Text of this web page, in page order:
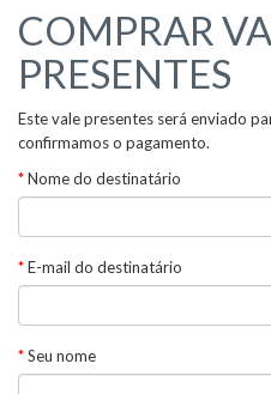
COMPRAR
PRESENTES
Este vale presentes será enviado
confirmamos o pagamento.
Nome do destinatário
E-mail do destinatário
Seu nome